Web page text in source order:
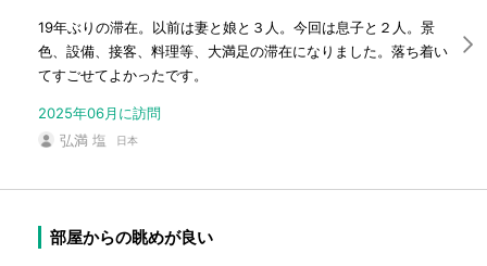
19年ぶりの滞在。以前は妻と娘と３人。今回は息子と２人。景
色、設備、接客、料理等、大満足の滞在になりました。落ち着い
てすごせてよかったです。
2025年06月に訪問
弘満 塩
日本
部屋からの眺めが良い